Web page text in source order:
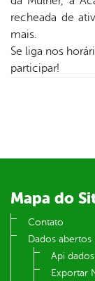
recheada de
mais.
Se liga nos
participar!
Mapa do
Contato
Dados abertos
Api dados
Exportar